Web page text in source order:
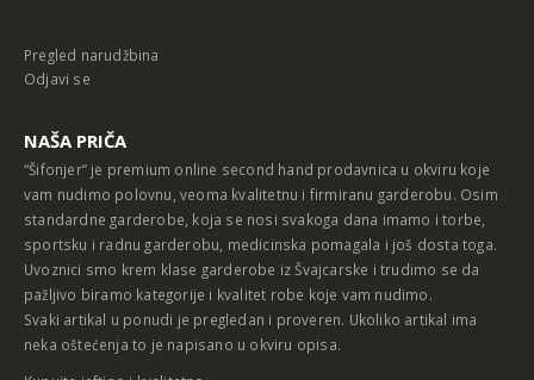
Pregled narudžbina
Odjavi se
NAŠA PRIČA
“Šifonjer” je premium online second hand prodavnica u okviru koje
vam nudimo polovnu, veoma kvalitetnu i firmiranu garderobu. Osim
standardne garderobe, koja se nosi svakoga dana imamo i torbe,
sportsku i radnu garderobu, medicinska pomagala i još dosta toga.
Uvoznici smo krem klase garderobe iz Švajcarske i trudimo se da
pažljivo biramo kategorije i kvalitet robe koje vam nudimo.
Svaki artikal u ponudi je pregledan i proveren. Ukoliko artikal ima
neka oštećenja to je napisano u okviru opisa.